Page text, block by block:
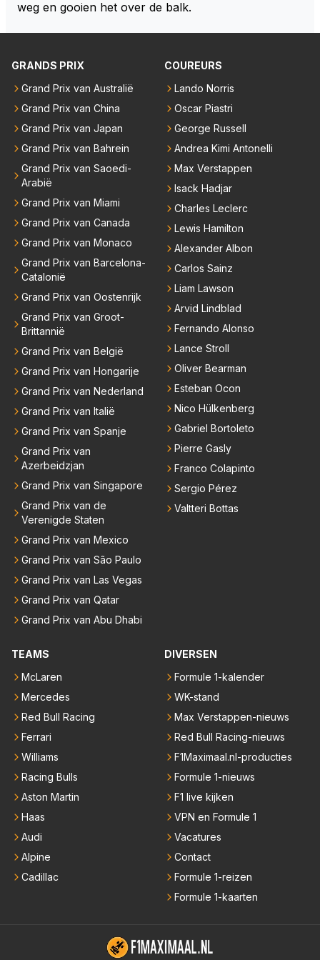
ut" auto's. Als laatste denk ik dat Max donders goed
weet hoe bij andere teams de hazen lopen en wat hij
roen is hoef je hem niet te vertellen.
n hoeveel en welke teams? De coureurs hebben er
deel. Oh ja, welke? Het enige dat concreet is, is de m
oor lastig om de juiste context te bepalen. Maar welli
cht volgt deze informatie nog in de nabije toekomst?
weg en gooien het over de balk.
GRANDS PRIX
Grand Prix van Australië
Grand Prix van China
Grand Prix van Japan
Grand Prix van Bahrein
Grand Prix van Saoedi-
Arabië
Grand Prix van Miami
Grand Prix van Canada
Grand Prix van Monaco
Grand Prix van Barcelona-
Catalonië
Grand Prix van Oostenrijk
Grand Prix van Groot-
Brittannië
Grand Prix van België
Grand Prix van Hongarije
Grand Prix van Nederland
Grand Prix van Italië
Grand Prix van Spanje
Grand Prix van
Azerbeidzjan
Grand Prix van Singapore
Grand Prix van de
Verenigde Staten
Grand Prix van Mexico
Grand Prix van São Paulo
Grand Prix van Las Vegas
Grand Prix van Qatar
Grand Prix van Abu Dhabi
COUREURS
Lando Norris
Oscar Piastri
George Russell
Andrea Kimi Antonelli
Max Verstappen
Isack Hadjar
Charles Leclerc
Lewis Hamilton
Alexander Albon
Carlos Sainz
Liam Lawson
Arvid Lindblad
Fernando Alonso
Lance Stroll
Oliver Bearman
Esteban Ocon
Nico Hülkenberg
Gabriel Bortoleto
Pierre Gasly
Franco Colapinto
Sergio Pérez
Valtteri Bottas
TEAMS
McLaren
Mercedes
Red Bull Racing
Ferrari
Williams
Racing Bulls
Aston Martin
Haas
Audi
Alpine
Cadillac
DIVERSEN
Formule 1-kalender
WK-stand
Max Verstappen-nieuws
Red Bull Racing-nieuws
F1Maximaal.nl-producties
Formule 1-nieuws
F1 live kijken
VPN en Formule 1
Vacatures
Contact
Formule 1-reizen
Formule 1-kaarten